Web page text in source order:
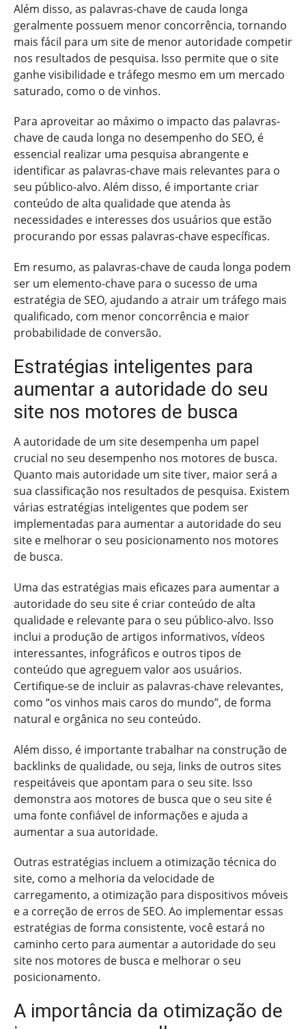
Além disso, as palavras-chave de cauda longa
geralmente possuem menor concorrência, tornando
mais fácil para um site de menor autoridade competir
nos resultados de pesquisa. Isso permite que o site
ganhe visibilidade e tráfego mesmo em um mercado
saturado, como o de vinhos.
Para aproveitar ao máximo o impacto das palavras-
chave de cauda longa no desempenho do SEO, é
essencial realizar uma pesquisa abrangente e
identificar as palavras-chave mais relevantes para o
seu público-alvo. Além disso, é importante criar
conteúdo de alta qualidade que atenda às
necessidades e interesses dos usuários que estão
procurando por essas palavras-chave específicas.
Em resumo, as palavras-chave de cauda longa podem
ser um elemento-chave para o sucesso de uma
estratégia de SEO, ajudando a atrair um tráfego mais
qualificado, com menor concorrência e maior
probabilidade de conversão.
Estratégias inteligentes para
aumentar a autoridade do seu
site nos motores de busca
A autoridade de um site desempenha um papel
crucial no seu desempenho nos motores de busca.
Quanto mais autoridade um site tiver, maior será a
sua classificação nos resultados de pesquisa. Existem
várias estratégias inteligentes que podem ser
implementadas para aumentar a autoridade do seu
site e melhorar o seu posicionamento nos motores
de busca.
Uma das estratégias mais eficazes para aumentar a
autoridade do seu site é criar conteúdo de alta
qualidade e relevante para o seu público-alvo. Isso
inclui a produção de artigos informativos, vídeos
interessantes, infográficos e outros tipos de
conteúdo que agreguem valor aos usuários.
Certifique-se de incluir as palavras-chave relevantes,
como “os vinhos mais caros do mundo”, de forma
natural e orgânica no seu conteúdo.
Além disso, é importante trabalhar na construção de
backlinks de qualidade, ou seja, links de outros sites
respeitáveis que apontam para o seu site. Isso
demonstra aos motores de busca que o seu site é
uma fonte confiável de informações e ajuda a
aumentar a sua autoridade.
Outras estratégias incluem a otimização técnica do
site, como a melhoria da velocidade de
carregamento, a otimização para dispositivos móveis
e a correção de erros de SEO. Ao implementar essas
estratégias de forma consistente, você estará no
caminho certo para aumentar a autoridade do seu
site nos motores de busca e melhorar o seu
posicionamento.
A importância da otimização de